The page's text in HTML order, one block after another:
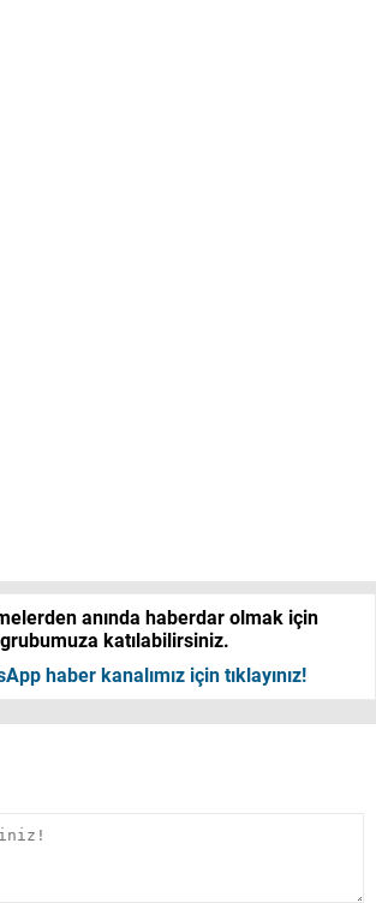
anında haberdar olmak için
katılabilirsiniz.
haber kanalımız için tıklayınız!